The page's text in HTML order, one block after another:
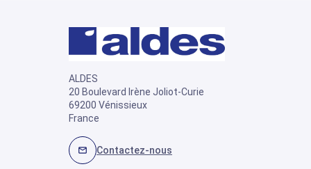
ALDES
20 Boulevard Irène Joliot-Curie
69200 Vénissieux
France
mail Contactez-nous